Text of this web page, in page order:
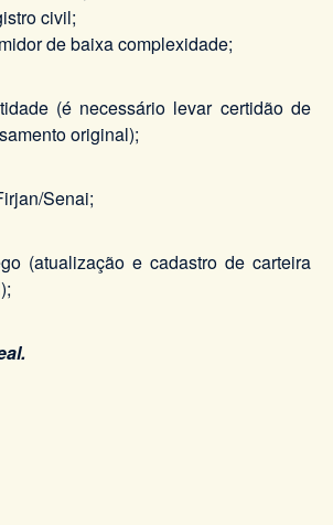
civil;
de baixa complexidade;
(é necessário levar certidão de
original);
Senai;
(atualização e cadastro de carteira